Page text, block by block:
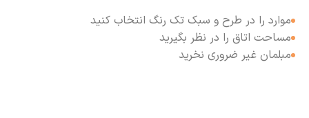
موارد را در طرح و سبک تک رنگ انتخاب کنید
مساحت اتاق را در نظر بگیرید
مبلمان غیر ضروری نخرید